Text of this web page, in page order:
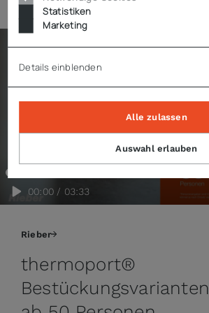
Rieber
thermoport®
Bestückungsvarianten
00:00 / 03:33
Statistiken
Marketing
Details einblenden
Auswahl erlauben
Alle zulassen